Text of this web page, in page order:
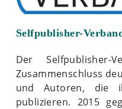
Selfpublisher-
Der
Zusammenschluss
und Autoren, die
publizieren. 2015